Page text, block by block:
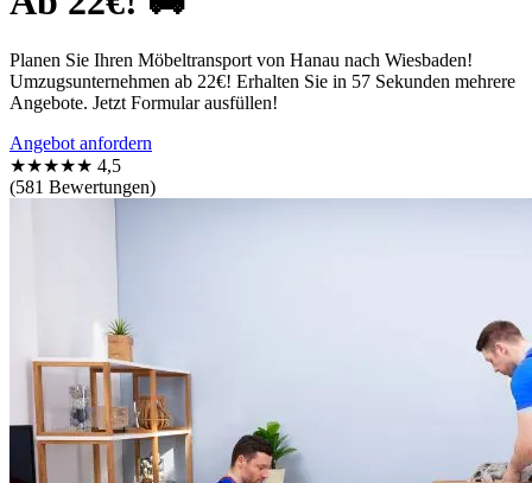
Planen Sie Ihren Möbeltransport von Hanau nach Wiesbaden!
Umzugsunternehmen ab 22€! Erhalten Sie in 57 Sekunden mehrere
Angebote. Jetzt Formular ausfüllen!
Angebot anfordern
★★★★★ 4,5
(581 Bewertungen)